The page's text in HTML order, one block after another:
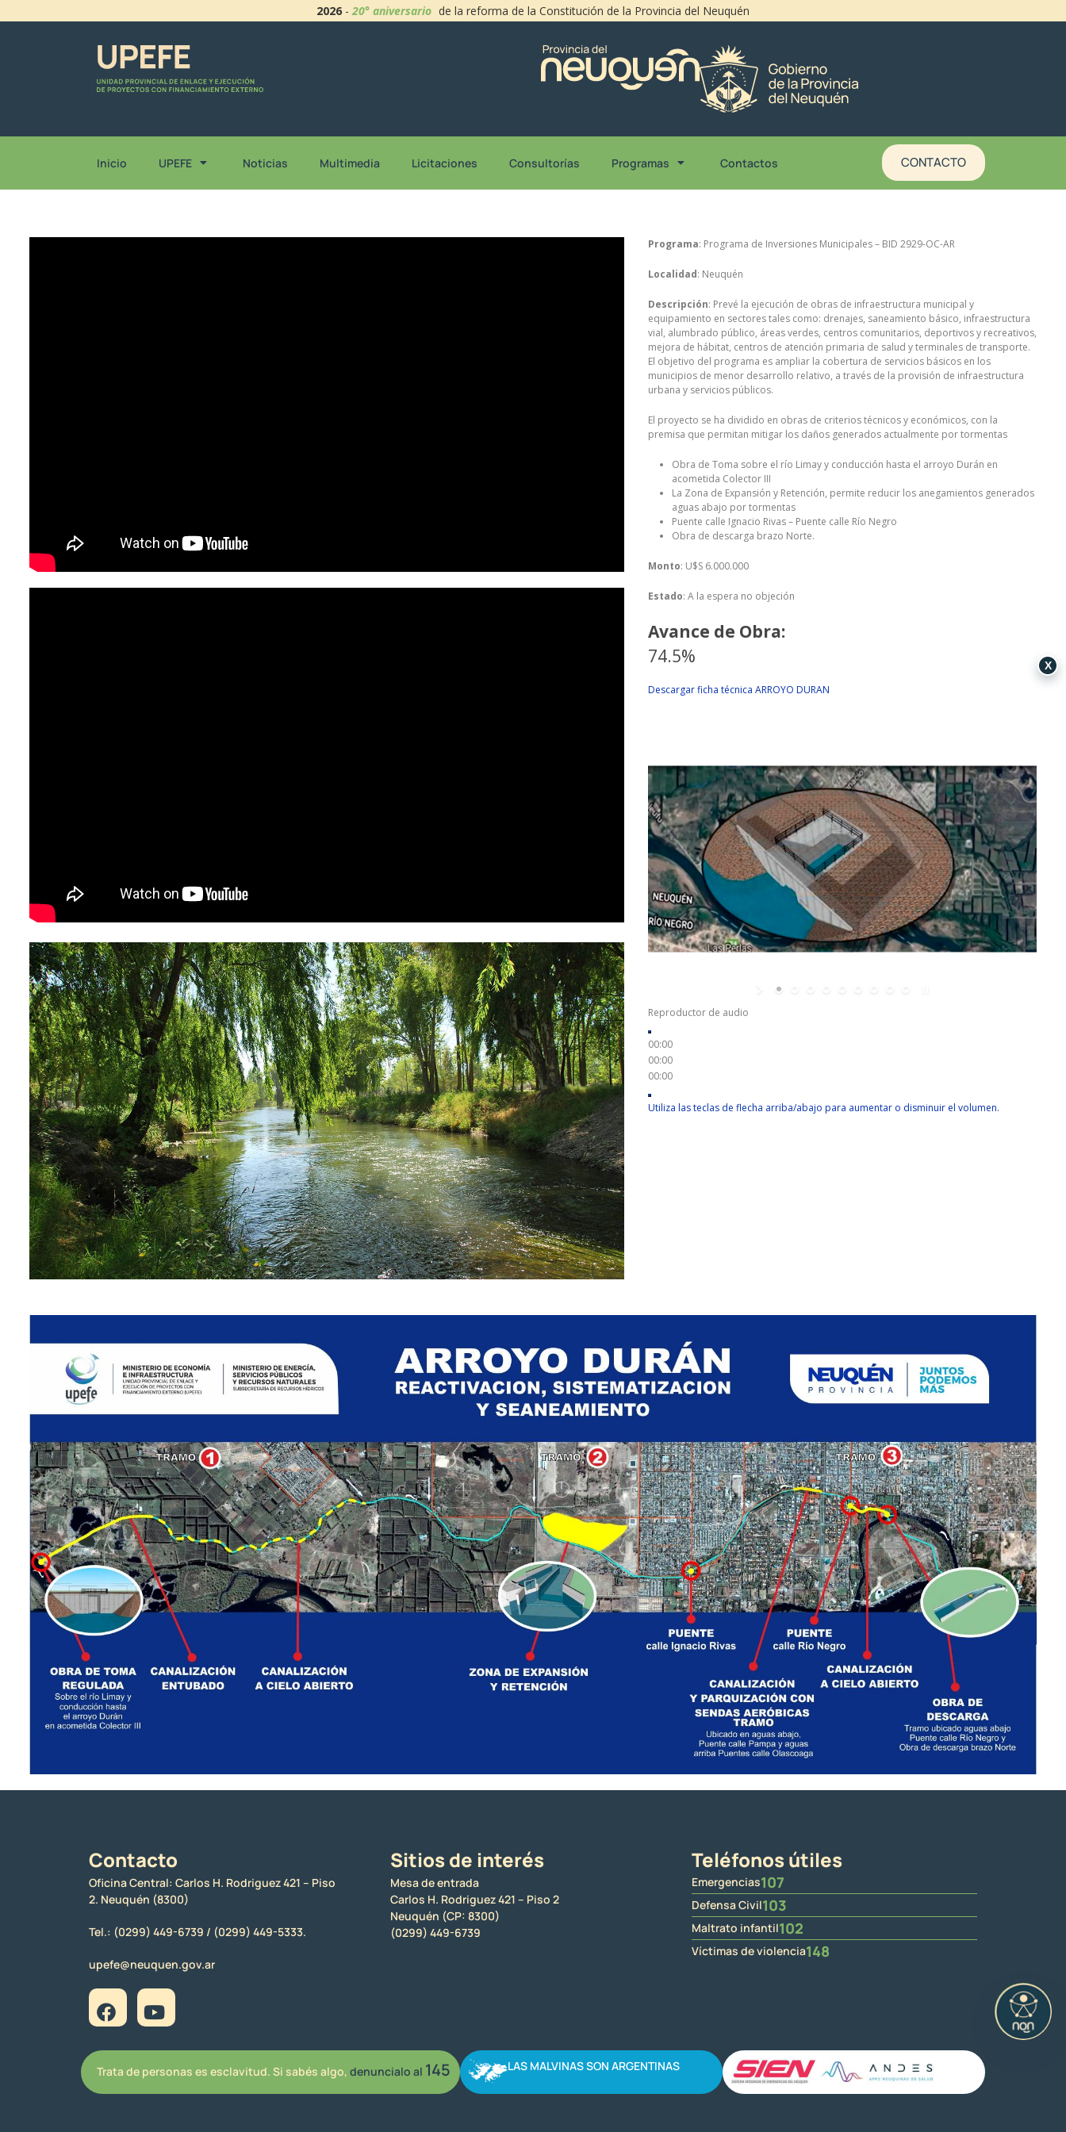
2026 -20° aniversario de la reforma de la Constitución de la Provincia del Neuquén
Inicio UPEFE Noticias Multimedia Licitaciones Consultorías Programas Contactos CONTACTO
Programa: Programa de Inversiones Municipales – BID 2929-OC-AR
Localidad: Neuquén
Descripción: Prevé la ejecución de obras de infraestructura municipal y
equipamiento en sectores tales como: drenajes, saneamiento básico, infraestructura
vial, alumbrado público, áreas verdes, centros comunitarios, deportivos y recreativos,
mejora de hábitat, centros de atención primaria de salud y terminales de transporte.
El objetivo del programa es ampliar la cobertura de servicios básicos en los
municipios de menor desarrollo relativo, a través de la provisión de infraestructura
urbana y servicios públicos.
El proyecto se ha dividido en obras de criterios técnicos y económicos, con la
premisa que permitan mitigar los daños generados actualmente por tormentas
Obra de Toma sobre el río Limay y conducción hasta el arroyo Durán en
acometida Colector III
La Zona de Expansión y Retención, permite reducir los anegamientos generados
aguas abajo por tormentas
Puente calle Ignacio Rivas – Puente calle Río Negro
Obra de descarga brazo Norte.
Monto: U$S 6.000.000
Estado: A la espera no objeción
Avance de Obra:
74.5%
Descargar ficha técnica ARROYO DURAN
Reproductor de audio
00:00
00:00
00:00
Utiliza las teclas de flecha arriba/abajo para aumentar o disminuir el volumen.
Contacto
Oficina Central: Carlos H. Rodriguez 421 – Piso
2. Neuquén (8300)
Tel.: (0299) 449-6739 / (0299) 449-5333.
upefe@neuquen.gov.ar
Sitios de interés
Mesa de entrada
Carlos H. Rodriguez 421 – Piso 2
Neuquén (CP: 8300)
(0299) 449-6739
Teléfonos útiles
Emergencias107
Defensa Civil103
Maltrato infantil102
Víctimas de violencia148
Trata de personas es esclavitud. Si sabés algo, denuncialo al 145 LAS MALVINAS SON ARGENTINAS
X